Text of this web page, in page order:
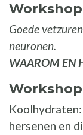
Workshop
Goede
neuronen.
WAAROM EN
Workshop
hersenen en